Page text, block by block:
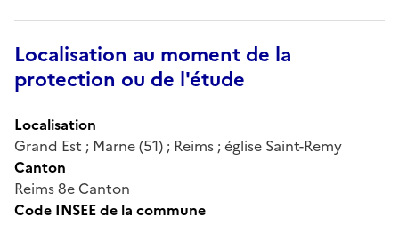
Localisation au moment de la
protection ou de l'étude
Localisation
Grand Est ; Marne (51) ; Reims ; église Saint-Remy
Canton
Reims 8e Canton
Code INSEE de la commune